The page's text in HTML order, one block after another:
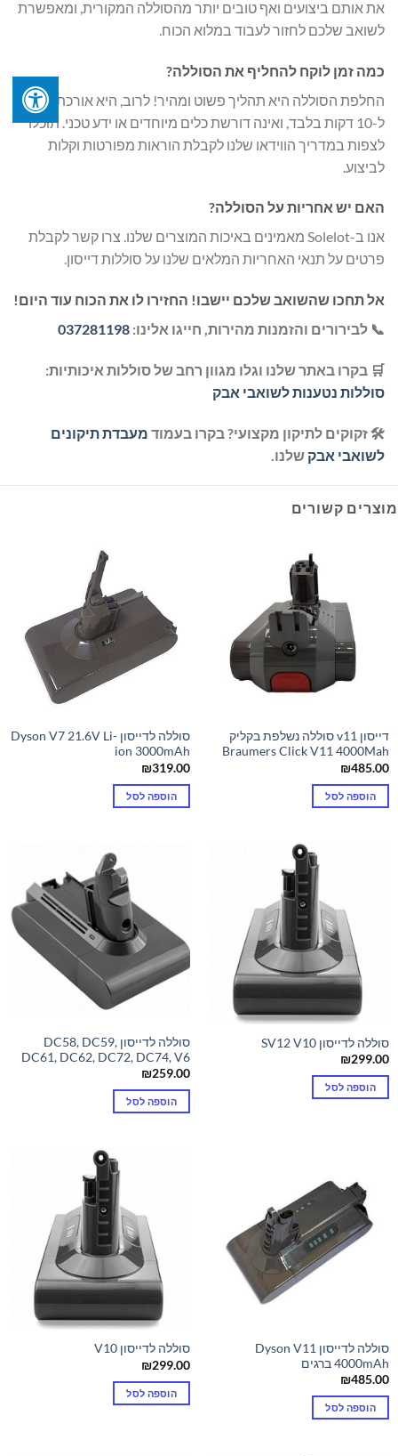
את אותם ביצועים ואף טובים יותר מהסוללה המקורית, ומאפשרת
לשואב שלכם לחזור לעבוד במלוא הכוח.
כמה זמן לוקח להחליף את הסוללה?
החלפת הסוללה היא תהליך פשוט ומהיר! לרוב, היא אורכת בין 5
ל-10 דקות בלבד, ואינה דורשת כלים מיוחדים או ידע טכני. תוכלו
לצפות במדריך הווידאו שלנו לקבלת הוראות מפורטות וקלות
לביצוע.
האם יש אחריות על הסוללה?
אנו ב-Solelot מאמינים באיכות המוצרים שלנו. צרו קשר לקבלת
פרטים על תנאי האחריות המלאים שלנו על סוללות דייסון.
אל תחכו שהשואב שלכם יישבו! החזירו לו את הכוח עוד היום!
📞 לבירורים והזמנות מהירות, חייגו אלינו: 037281198
🛒 בקרו באתר שלנו וגלו מגוון רחב של סוללות איכותיות:
סוללות נטענות לשואבי אבק
🛠️ זקוקים לתיקון מקצועי? בקרו בעמוד מעבדת תיקונים
לשואבי אבק שלנו.
מוצרים קשורים
דייסון v11 סוללה נשלפת בקליק
Braumers Click V11 4000Mah
₪485.00
הוספה לסל
סוללה לדייסון Dyson V7 21.6V Li-
ion 3000mAh
₪319.00
הוספה לסל
סוללה לדייסון SV12 V10
₪299.00
הוספה לסל
סוללה לדייסון DC58, DC59,
DC61, DC62, DC72, DC74, V6
₪259.00
הוספה לסל
סוללה לדייסון Dyson V11
4000mAh ברגים
₪485.00
הוספה לסל
סוללה לדייסון V10
₪299.00
הוספה לסל